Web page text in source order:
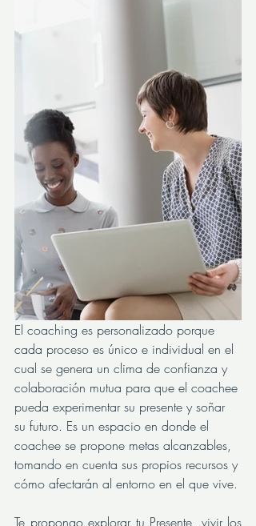
El coaching es personalizado porque
cada proceso es único e individual en el
cual se genera un clima de confianza y
colaboración mutua para que el coachee
pueda experimentar su presente y soñar
su futuro. Es un espacio en donde el
coachee se propone metas alcanzables,
tomando en cuenta sus propios recursos y
cómo afectarán al entorno en el que vive.
Te propongo explorar tu Presente, vivir los